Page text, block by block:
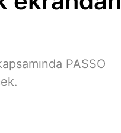
PASSO